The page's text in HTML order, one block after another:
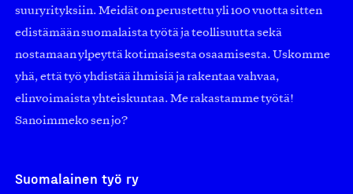
suuryrityksiin. Meidät on perustettu yli 100 vuotta sitten
edistämään suomalaista työtä ja teollisuutta sekä
nostamaan ylpeyttä kotimaisesta osaamisesta. Uskomme
yhä, että työ yhdistää ihmisiä ja rakentaa vahvaa,
elinvoimaista yhteiskuntaa. Me rakastamme työtä!
Sanoimmeko sen jo?
Suomalainen työ ry